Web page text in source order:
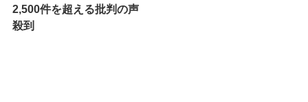
2,500件を超える批判の声
殺到